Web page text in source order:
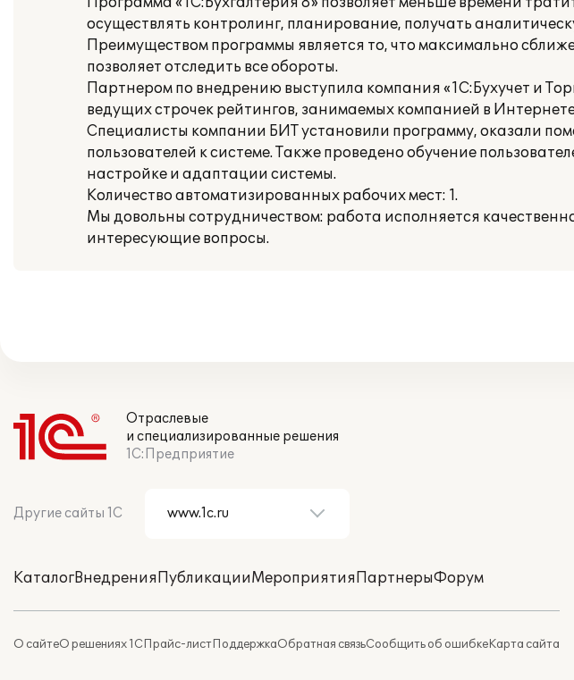
осуществлять контролинг, планирование, получать
Преимуществом программы является то, что максимально
позволяет отследить все обороты.
Партнером по внедрению выступила компания «1С:Бухучет и
ведущих строчек рейтингов, занимаемых компанией в
Специалисты компании БИТ установили программу, оказали
пользователей к системе. Также проведено обучение
настройке и адаптации системы.
Количество автоматизированных рабочих мест: 1.
Мы довольны сотрудничеством: работа исполняется
интересующие вопросы.
Отраслевые
и специализированные решения
1С:Предприятие
Другие сайты 1С
КаталогВнедренияПубликацииМероприятияПартнерыФорум
О сайтеО решениях 1СПрайс-листПоддержкаОбратная связьСообщить об ошибкеКарта сайта